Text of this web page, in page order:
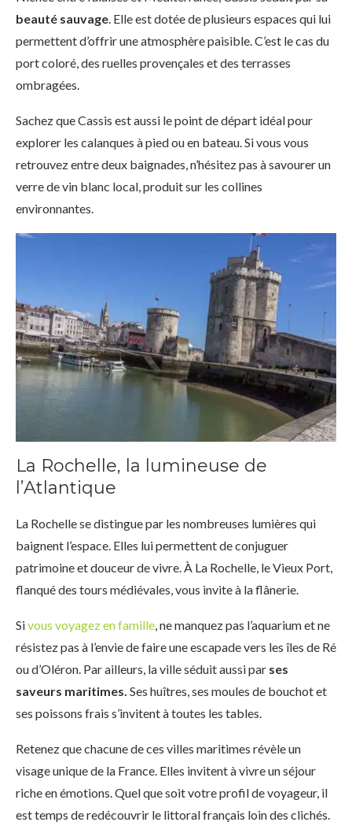
beauté sauvage. Elle est dotée de plusieurs espaces qui lui
permettent d’offrir une atmosphère paisible. C’est le cas du
port coloré, des ruelles provençales et des terrasses
ombragées.
Sachez que Cassis est aussi le point de départ idéal pour
explorer les calanques à pied ou en bateau. Si vous vous
retrouvez entre deux baignades, n’hésitez pas à savourer un
verre de vin blanc local, produit sur les collines
environnantes.
La Rochelle, la lumineuse de
l’Atlantique
La Rochelle se distingue par les nombreuses lumières qui
baignent l’espace. Elles lui permettent de conjuguer
patrimoine et douceur de vivre. À La Rochelle, le Vieux Port,
flanqué des tours médiévales, vous invite à la flânerie.
Sivous voyagez en famille, ne manquez pas l’aquarium et ne
résistez pas à l’envie de faire une escapade vers les îles de Ré
ou d’Oléron. Par ailleurs, la ville séduit aussi par ses
saveurs maritimes. Ses huîtres, ses moules de bouchot et
ses poissons frais s’invitent à toutes les tables.
Retenez que chacune de ces villes maritimes révèle un
visage unique de la France. Elles invitent à vivre un séjour
riche en émotions. Quel que soit votre profil de voyageur, il
est temps de redécouvrir le littoral français loin des clichés.